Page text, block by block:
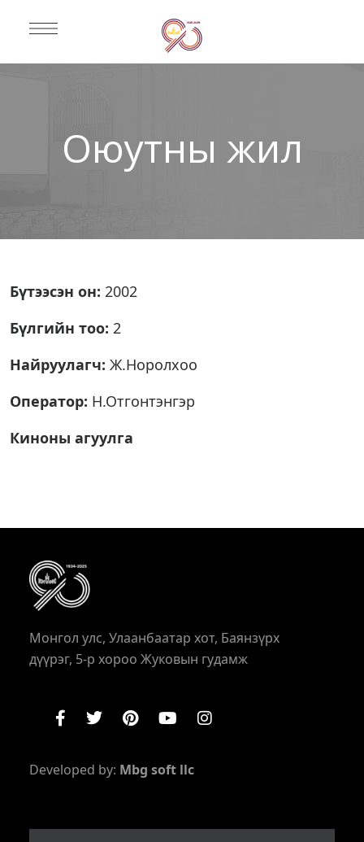
Оюутны жил
Бүтээсэн он: 2002
Бүлгийн тоо: 2
Найруулагч: Ж.Норолхоо
Оператор: Н.Отгонтэнгэр
Киноны агуулга
Монгол улс, Улаанбаатар хот, Баянзүрх
дүүрэг, 5-р хороо Жуковын гудамж
Developed by: Mbg soft llc